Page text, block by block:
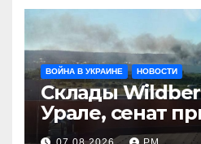
ВОЙНА В УКРАИНЕ НОВОСТИ
Склады
Урале, сенат
Грэму закон